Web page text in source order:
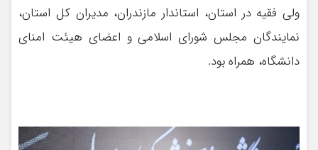
ولی فقیه در استان، استاندار مازندران، مدیران کل استان،
نمایندگان مجلس شورای اسلامی و اعضای هیئت امنای
دانشگاه، همراه بود.